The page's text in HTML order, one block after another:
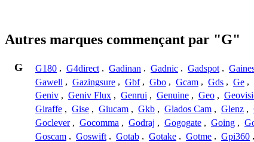
Autres marques commençant par "G"
G G180 , G4direct , Gadinan , Gadnic , Gadspot ,
Gawell , Gazingsure , Gbf , Gbo , Gcam , Gds , Ge ,
Geniv , Geniv Flux , Genrui , Genuine , Geo ,
Giraffe , Gise , Giucam , Gkb , Glados Cam , Glenz ,
Goclever , Gocomma , Godraj , Gogogate , Going ,
Goscam , Goswift , Gotab , Gotake , Gotme , Gpi360 ,